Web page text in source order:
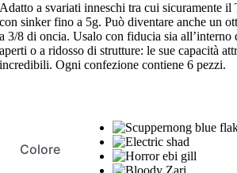
Adatto a svariati inneschi tra cui sicuramente
con sinker fino a 5g. Può diventare anche un
a 3/8 di oncia. Usalo con fiducia sia all’interno
aperti o a ridosso di strutture: le sue capacità
incredibili. Ogni confezione contiene 6 pezzi.
Colore